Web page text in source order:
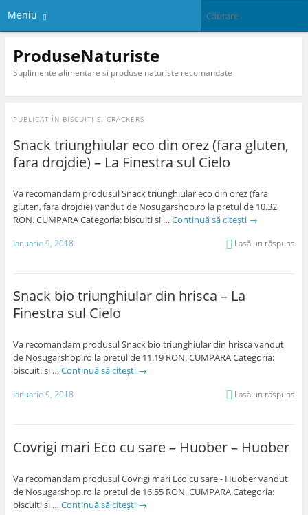
Meniu
ProduseNaturiste
Suplimente alimentare si produse naturiste recomandate
PUBLICAT ÎN BISCUITI SI CRACKERS
Snack triunghiular eco din orez (fara gluten,
fara drojdie) – La Finestra sul Cielo
Va recomandam produsul Snack triunghiular eco din orez (fara
gluten, fara drojdie) vandut de Nosugarshop.ro la pretul de 10.32
RON. CUMPARA Categoria: biscuiti si … Continuă să citești →
ianuarie 9, 2018 Lasă un răspuns
Snack bio triunghiular din hrisca – La
Finestra sul Cielo
Va recomandam produsul Snack bio triunghiular din hrisca vandut
de Nosugarshop.ro la pretul de 11.19 RON. CUMPARA Categoria:
biscuiti si … Continuă să citești →
ianuarie 9, 2018 Lasă un răspuns
Covrigi mari Eco cu sare – Huober – Huober
Va recomandam produsul Covrigi mari Eco cu sare - Huober vandut
de Nosugarshop.ro la pretul de 16.55 RON. CUMPARA Categoria:
biscuiti si … Continuă să citești →